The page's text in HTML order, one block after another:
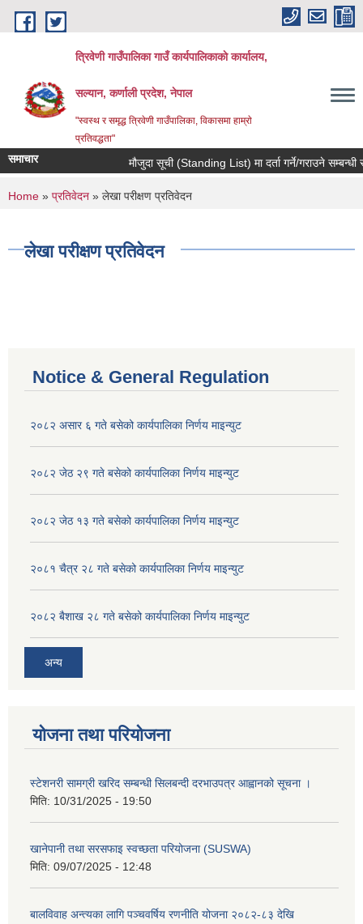
Skip to main content
त्रिवेणी गाउँपालिका गाउँ कार्यपालिकाकाे कार्यालय,
सल्यान, कर्णाली प्रदेश, नेपाल
"स्वस्थ र समृद्ध त्रिवेणी गाउँपालिका, विकासमा हाम्राे
प्रतिवद्धता"
समाचार मौजुदा सूची (Standing List) मा दर्ता गर्ने/गराउने सम्बन्धी
You are here
Home » प्रतिवेदन » लेखा परीक्षण प्रतिवेदन
लेखा परीक्षण प्रतिवेदन
Notice & General Regulation
२०८२ असार ६ गते बसेको कार्यपालिका निर्णय माइन्युट
२०८२ जेठ २९ गते बसेको कार्यपालिका निर्णय माइन्युट
२०८२ जेठ १३ गते बसेको कार्यपालिका निर्णय माइन्युट
२०८१ चैत्र २८ गते बसेको कार्यपालिका निर्णय माइन्युट
२०८२ बैशाख २८ गते बसेको कार्यपालिका निर्णय माइन्युट
अन्य
योजना तथा परियोजना
स्टेशनरी सामग्री खरिद सम्बन्धी सिलबन्दी दरभाउपत्र आह्वानको सूचना ।
मिति: 10/31/2025 - 19:50
खानेपानी तथा सरसफाइ स्वच्छता परियोजना (SUSWA)
मिति: 09/07/2025 - 12:48
बालविवाह अन्त्यका लागि पञ्चवर्षिय रणनीति योजना २०८२-८३ देखि